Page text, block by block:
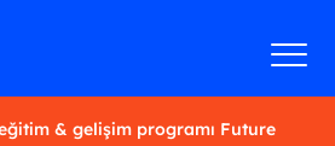
& gelişim programı Future